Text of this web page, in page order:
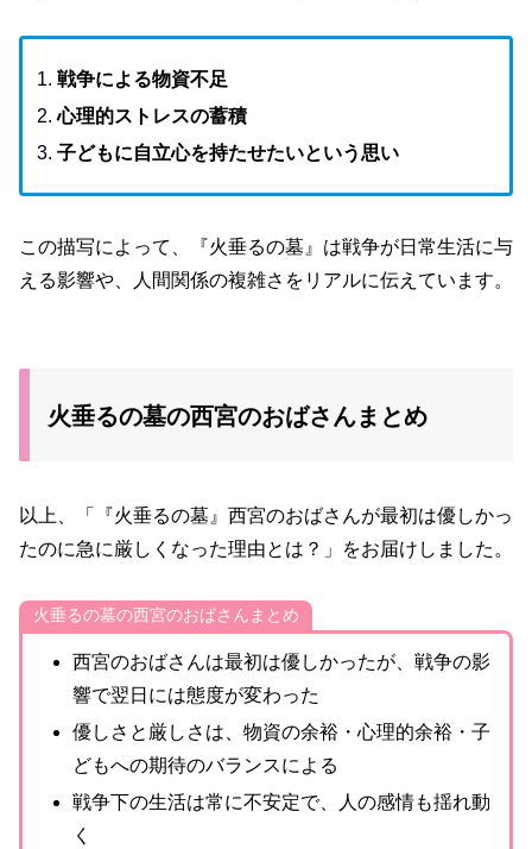
戦争による物資不足
心理的ストレスの蓄積
子どもに自立心を持たせたいという思い
この描写によって、『火垂るの墓』は戦争が日常生活に与
える影響や、人間関係の複雑さをリアルに伝えています。
火垂るの墓の西宮のおばさんまとめ
以上、「『火垂るの墓』西宮のおばさんが最初は優しかっ
たのに急に厳しくなった理由とは？」をお届けしました。
火垂るの墓の西宮のおばさんまとめ
西宮のおばさんは最初は優しかったが、戦争の影
響で翌日には態度が変わった
優しさと厳しさは、物資の余裕・心理的余裕・子
どもへの期待のバランスによる
戦争下の生活は常に不安定で、人の感情も揺れ動
く